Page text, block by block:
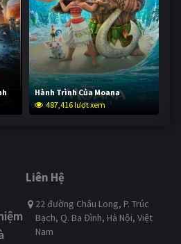
Hành Trình Của Moana
487,416 lượt xem
Liên Hệ
22 đường Châu Long, P. Trúc
Bạch, Q. Ba Đình, Hà Nội, Việt
Nam